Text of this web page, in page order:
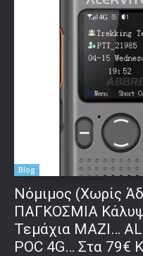
Blog
Νόμιμος (Χωρίς
ΠΑΓΚΟΣΜΙΑ
Τεμάχια ΜΑΖΙ…
POC 4G… Στα 79€